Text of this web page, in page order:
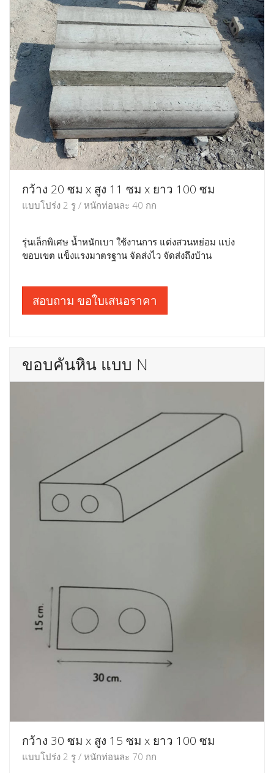
กว้าง 20 ซม x สูง 11 ซม x ยาว 100 ซม
แบบโปร่ง 2 รู / หนักท่อนละ 40 กก
รุ่นเล็กพิเศษ น้ำหนักเบา ใช้งานการ แต่งสวนหย่อม แบ่ง
ขอบเขต แข็งแรงมาตรฐาน จัดส่งไว จัดส่งถึงบ้าน
สอบถาม ขอใบเสนอราคา
ขอบคันหิน แบบ N
กว้าง 30 ซม x สูง 15 ซม x ยาว 100 ซม
แบบโปร่ง 2 รู / หนักท่อนละ 70 กก